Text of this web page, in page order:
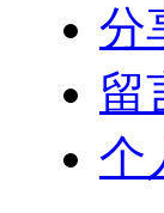
分
留
个